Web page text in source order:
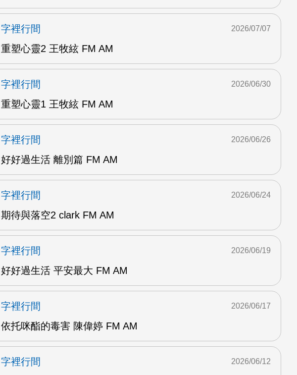
字裡行間
重塑心靈2 王牧絃 FM AM
2026/07/07
字裡行間
重塑心靈1 王牧絃 FM AM
2026/06/30
字裡行間
好好過生活 離別篇 FM AM
2026/06/26
字裡行間
期待與落空2 clark FM AM
2026/06/24
字裡行間
好好過生活 平安最大 FM AM
2026/06/19
字裡行間
依托咪酯的毒害 陳偉婷 FM AM
2026/06/17
字裡行間
2026/06/12